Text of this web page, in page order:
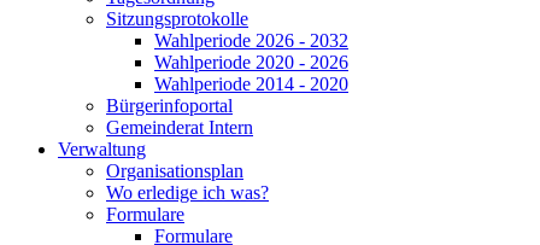
Sitzungsprotokolle
Wahlperiode 2026 - 2032
Wahlperiode 2020 - 2026
Wahlperiode 2014 - 2020
Bürgerinfoportal
Gemeinderat Intern
Verwaltung
Organisationsplan
Wo erledige ich was?
Formulare
Formulare